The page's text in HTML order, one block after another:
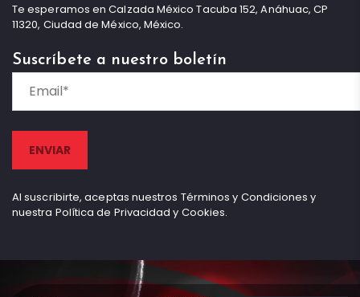
Te esperamos en Calzada México Tacuba 152, Anáhuac, CP
11320, Ciudad de México, México.
Suscríbete a nuestro boletín
Al suscribirte, aceptas nuestros Términos y Condiciones y
nuestra Política de Privacidad y Cookies.